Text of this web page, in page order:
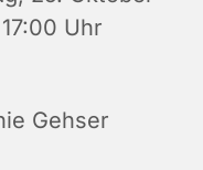
Uhr
Gehser